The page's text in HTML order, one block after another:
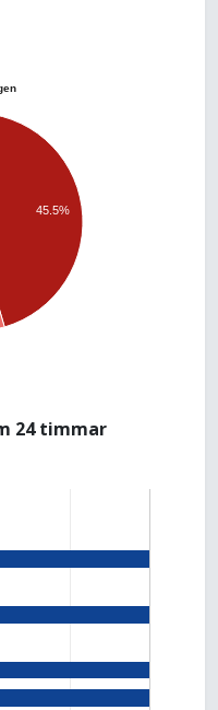
45.5%
24 timmar